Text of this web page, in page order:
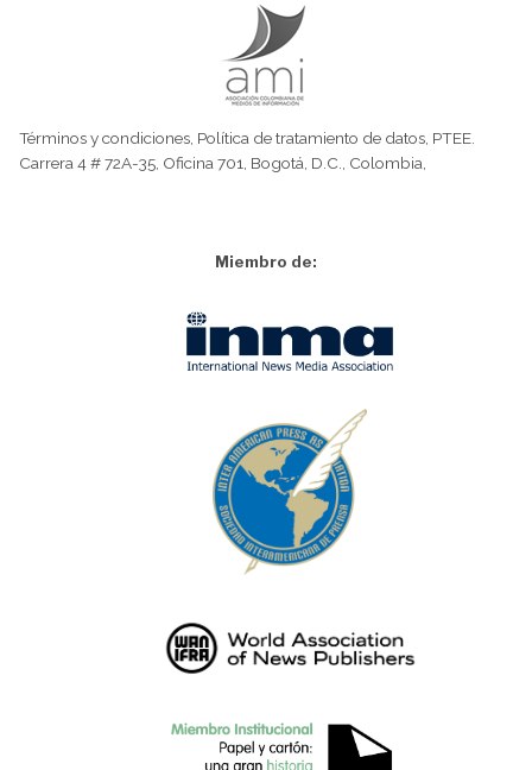
Términos y condiciones, Política de tratamiento de datos, PTEE.
Carrera 4 # 72A-35, Oficina 701, Bogotá, D.C., Colombia,
Miembro de: